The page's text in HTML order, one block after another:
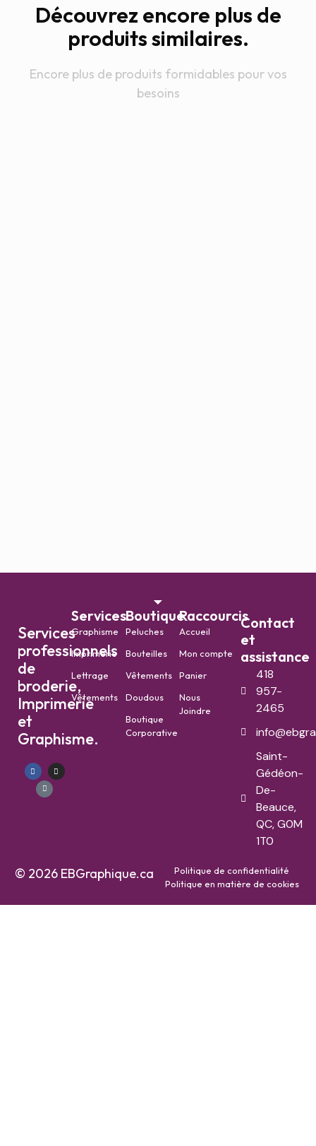
Découvrez encore plus de
produits similaires.
Encore plus de produits formidables pour vos
besoins
Services
professionnels
de
broderie,
Imprimerie
et
Graphisme.
Services
Graphisme
Imprimerie
Lettrage
Vêtements
Boutique
Peluches
Bouteilles
Vêtements
Doudous
Boutique
Corporative
Raccourcis
Accueil
Mon compte
Panier
Nous
Joindre
Contact
et
assistance
418
957-
2465
Saint-
Gédéon-
De-
Beauce,
QC, G0M
1T0
© 2026 EBGraphique.ca
Politique de confidentialité
Politique en matière de cookies